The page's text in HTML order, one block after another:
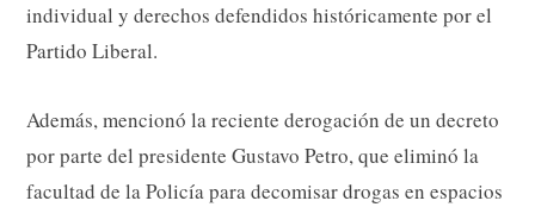
individual y derechos defendidos históricamente por el
Partido Liberal.
Además, mencionó la reciente derogación de un decreto
por parte del presidente Gustavo Petro, que eliminó la
facultad de la Policía para decomisar drogas en espacios